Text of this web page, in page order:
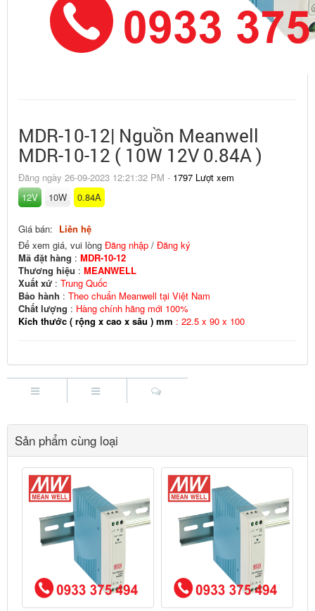
MDR-10-12| Nguồn Meanwell
MDR-10-12 ( 10W 12V 0.84A )
Đăng ngày 26-09-2023 12:21:32 PM - 1797 Lượt xem
12V
10W 0.84A
Giá bán: Liên hệ
Để xem giá, vui lòng Đăng nhập / Đăng ký
Mã đặt hàng : MDR-10-12
Thương hiệu : MEANWELL
Xuất xứ: Trung Quốc
Bảo hành : Theo chuẩn Meanwell tại Việt Nam
Chất lượng : Hàng chính hãng mới 100%
Kích thước ( rộng x cao x sâu ) mm : 22.5 x 90 x 100
Sản phẩm cùng loại